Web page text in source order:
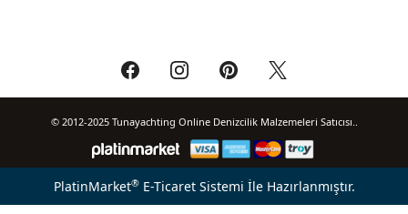
© 2012-2025 Tunayachting Online Denizcilik Malzemeleri Satıcısı..
PlatinMarket®E-Ticaret Sistemi İle Hazırlanmıştır.